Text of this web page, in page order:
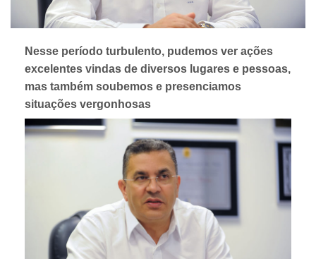
Nesse período turbulento, pudemos ver ações
excelentes vindas de diversos lugares e pessoas,
mas também soubemos e presenciamos
situações vergonhosas